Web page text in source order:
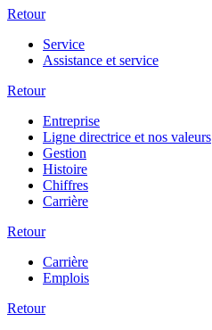
Retour
Service
Assistance et service
Retour
Entreprise
Ligne directrice et nos valeurs
Gestion
Histoire
Chiffres
Carrière
Retour
Carrière
Emplois
Retour